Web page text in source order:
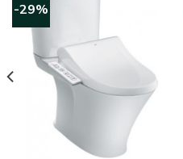
-29%